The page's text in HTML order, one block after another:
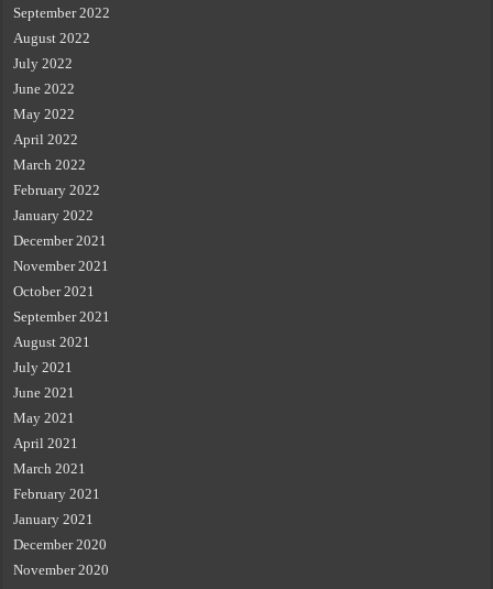
September 2022
August 2022
July 2022
June 2022
May 2022
April 2022
March 2022
February 2022
January 2022
December 2021
November 2021
October 2021
September 2021
August 2021
July 2021
June 2021
May 2021
April 2021
March 2021
February 2021
January 2021
December 2020
November 2020